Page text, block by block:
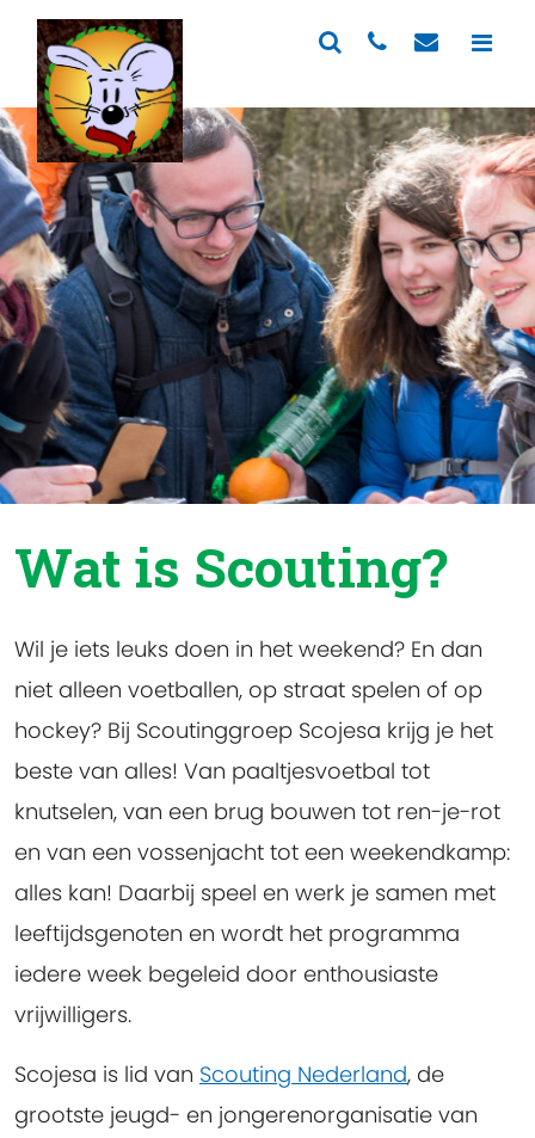
Wat is Scouting?
Wil je iets leuks doen in het weekend? En dan
niet alleen voetballen, op straat spelen of op
hockey? Bij Scoutinggroep Scojesa krijg je het
beste van alles! Van paaltjesvoetbal tot
knutselen, van een brug bouwen tot ren-je-rot
en van een vossenjacht tot een weekendkamp:
alles kan! Daarbij speel en werk je samen met
leeftijdsgenoten en wordt het programma
iedere week begeleid door enthousiaste
vrijwilligers.
Scojesa is lid van Scouting Nederland, de
grootste jeugd- en jongerenorganisatie van